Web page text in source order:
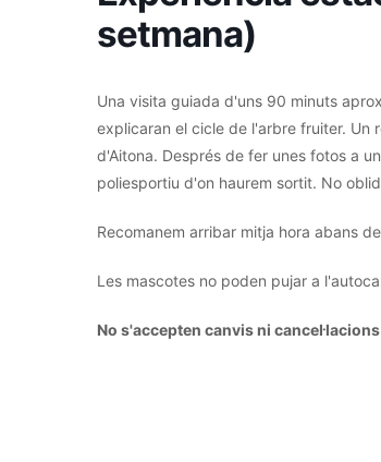
setmana)
Una visita guiada d'uns 90 minuts
explicaran el cicle de l'arbre fruiter. Un
d'Aitona. Després de fer unes fotos a
poliesportiu d'on haurem sortit. No
Recomanem arribar mitja hora abans
Les mascotes no poden pujar a
No s'accepten canvis ni cancel·lacions